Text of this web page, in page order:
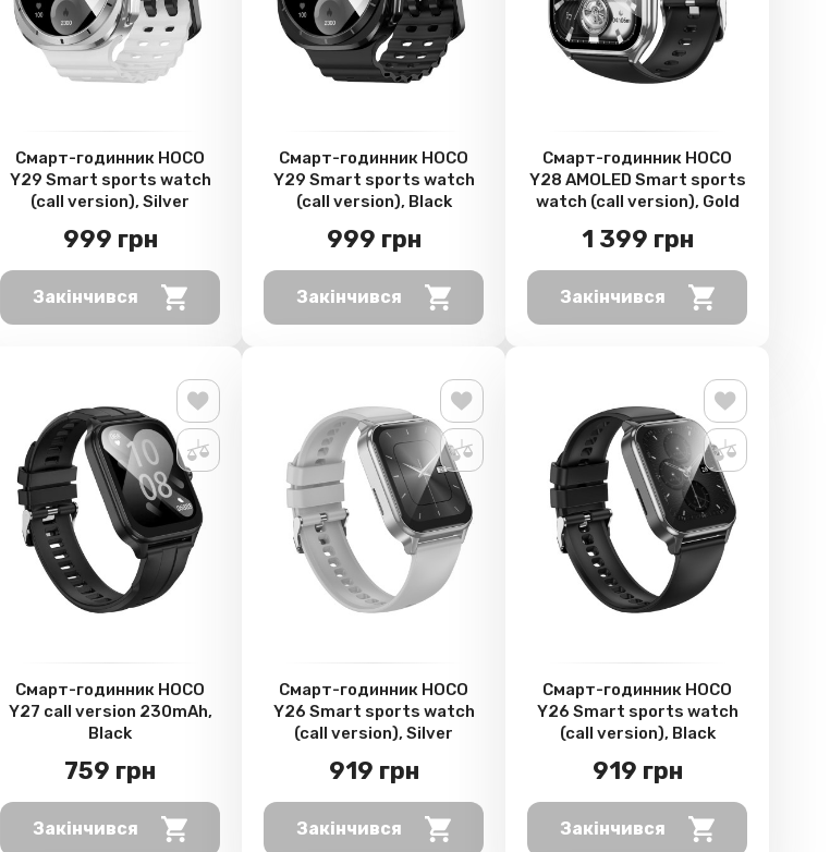
Смарт-годинник HOCO
Y29 Smart sports watch
(call version), Silver
999 грн
Закінчився
Смарт-годинник HOCO
Y29 Smart sports watch
(call version), Black
999 грн
Закінчився
Смарт-годинник HOCO
Y28 AMOLED Smart sports
watch (call version), Gold
1 399 грн
Закінчився
Смарт-годинник HOCO
Y27 call version 230mAh,
Black
759 грн
Закінчився
Смарт-годинник HOCO
Y26 Smart sports watch
(call version), Silver
919 грн
Закінчився
Смарт-годинник HOCO
Y26 Smart sports watch
(call version), Black
919 грн
Закінчився